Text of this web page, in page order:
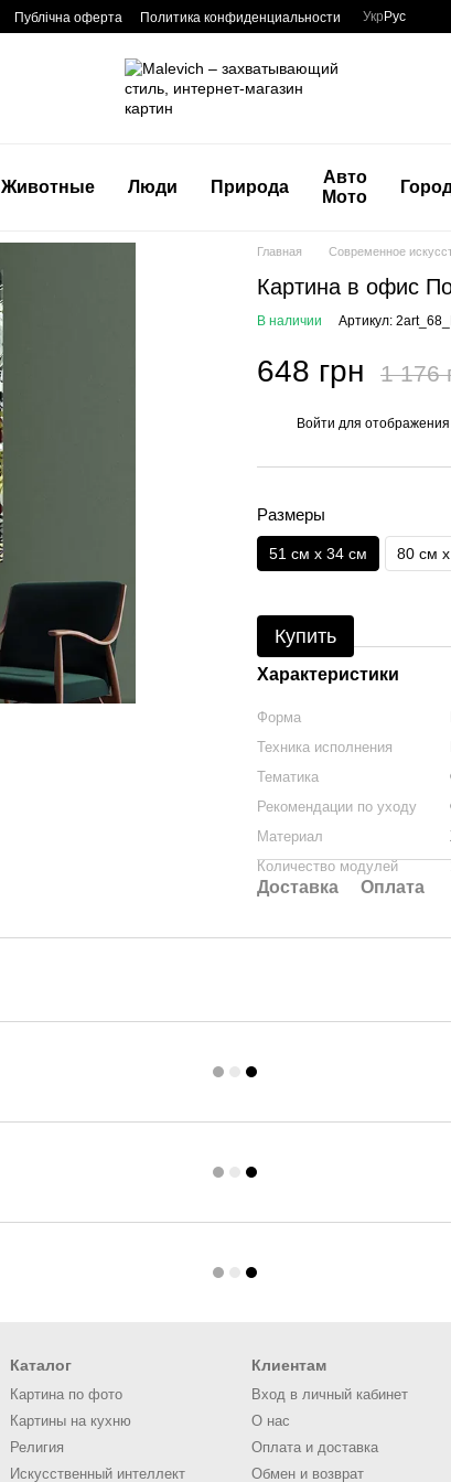
Публічна оферта Политика конфиденциальности Укр Рус
Животные Люди Природа
Авто
Мото
Главная Современное
Картина в офис
В наличии Артикул:
648 грн 1 176
Войти для отображения
Размеры
51 см x 34 см 80 см
Купить
Характеристики
Форма
Техника исполнения
Тематика
Рекомендации по уходу
Материал
Количество модулей
Доставка Оплата
Каталог
Картина по фото
Картины на кухню
Религия
Искусственный интеллект
Клиентам
Вход в личный кабинет
О нас
Оплата и доставка
Обмен и возврат